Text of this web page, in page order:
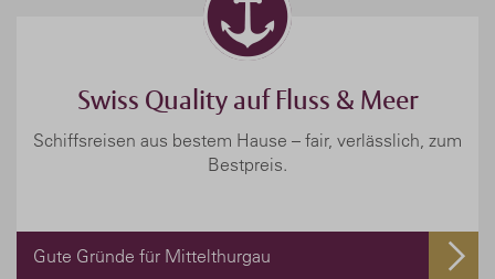
Swiss Quality auf Fluss & Meer
Schiffsreisen aus bestem Hause – fair, verlässlich, zum
Bestpreis.
Gute Gründe für Mittelthurgau